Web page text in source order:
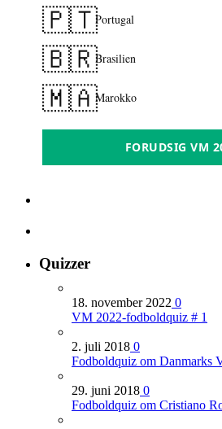
🇵🇹Portugal
🇧🇷Brasilien
🇲🇦Marokko
FORUDSIG VM
Quizzer
18. november 2022 0
VM 2022-fodboldquiz # 1
2. juli 2018 0
Fodboldquiz om Danmarks
29. juni 2018 0
Fodboldquiz om Cristiano